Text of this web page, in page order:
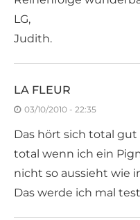
LG,
Judith.
LA FLEUR
03/10/2010 - 22:35
Das hört sich total
total wenn ich ein
nicht so aussieht wie
Das werde ich mal